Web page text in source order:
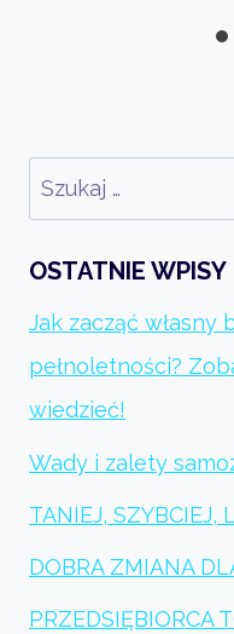
Szukaj:
OSTATNIE WPISY
Jak zacząć własny
pełnoletności?
wiedzieć!
Wady i zalety
TANIEJ, SZYBCIEJ,
DOBRA ZMIANA
PRZEDSIĘBIORCA